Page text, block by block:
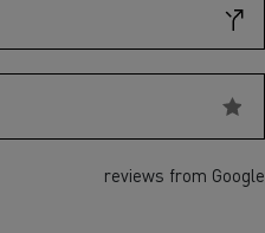
reviews from Google